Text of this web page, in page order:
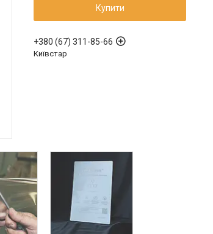
Купити
+380 (67) 311-85-66
Київстар